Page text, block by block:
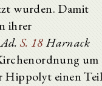
wurden. Damit
ihrer
Ad.S. 18Harnack
um
Hippolyt einen